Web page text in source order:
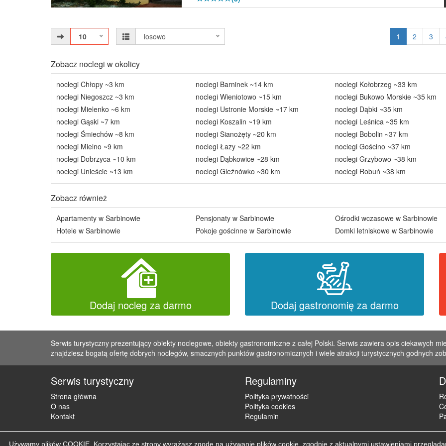
10 losowo 1 2 3
Zobacz noclegi w okolicy
noclegi Chłopy ~3 km
noclegi Niegoszcz ~3 km
noclegi Mielenko ~6 km
noclegi Gąski ~7 km
noclegi Śmiechów ~8 km
noclegi Mielno ~9 km
noclegi Dobrzyca ~10 km
noclegi Unieście ~13 km
noclegi Barninek ~14 km
noclegi Wieniotowo ~15 km
noclegi Ustronie Morskie ~17 km
noclegi Koszalin ~19 km
noclegi Sianożęty ~20 km
noclegi Łazy ~22 km
noclegi Dąbkowice ~28 km
noclegi Gleźnówko ~30 km
noclegi Kołobrzeg ~33 km
noclegi Bukowo Morskie ~35 km
noclegi Dąbki ~35 km
noclegi Leśnica ~35 km
noclegi Bobolin ~37 km
noclegi Gościno ~37 km
noclegi Grzybowo ~38 km
noclegi Robuń ~38 km
Zobacz również
Apartamenty w Sarbinowie
Hotele w Sarbinowie
Pensjonaty w Sarbinowie
Pokoje gościnne w Sarbinowie
Ośrodki wczasowe w Sarbinowie
Domki letniskowe w Sarbinowie
Dodaj nocleg za darmo Dodaj gastronomię za darmo
Serwis turystyczny prezentujący obiekty noclegowe, obiekty gastronomiczne z całej Polski. Serwis zawiera opis ciekawych
znajdziesz bogatą ofertę dobrych noclegów, smacznych punktów gastronomicznych i wiele atrakcji turystycznych godnych
Serwis turystyczny
Strona główna
O nas
Kontakt
Regulaminy
Polityka prywatności
Polityka cookies
Regulamin
Używamy plików COOKIE. Korzystając ze strony wyrażasz zgodę na używanie plików cookie, zgodnie z aktualnymi ustawieniami